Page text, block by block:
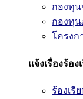
กองทุ
กองทุน
โครงก
แจ้งเรื่องร้อง
ร้องเรี